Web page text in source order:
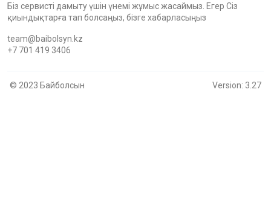
Біз сервисті дамыту үшін үнемі жұмыс жасаймыз. Егер Сіз
қиындықтарға тап болсаңыз, бізге хабарласыңыз
team@baibolsyn.kz
+7 701 419 3406
© 2023 Байболсын Version: 3.27